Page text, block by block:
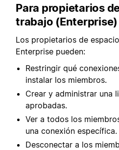
Para propietarios
trabajo (Enterprise)
Los propietarios de
Enterprise pueden:
Restringir qué
instalar los miembros.
Crear y administrar una
aprobadas.
Ver a todos los
una conexión específica.
Desconectar a los